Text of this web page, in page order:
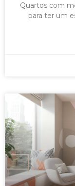
Quartos com
para ter um